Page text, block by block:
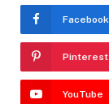
Facebook
Pinterest
YouTube